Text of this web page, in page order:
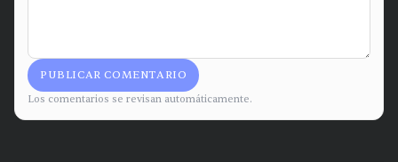
PUBLICAR COMENTARIO
Los comentarios se revisan automáticamente.